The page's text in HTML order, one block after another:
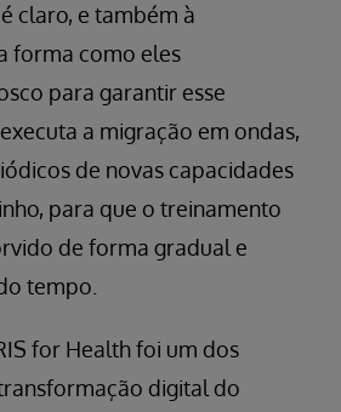
claro, e também à
forma como eles
para garantir esse
a migração em ondas,
de novas capacidades
para que o treinamento
de forma gradual e
tempo.
for Health foi um dos
digital do